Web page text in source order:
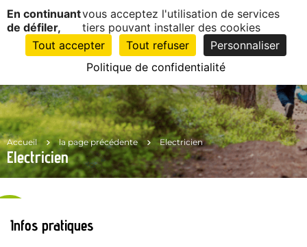
Accueil la page précédente Electricien
Electricien
1EN
CLIC
Infos pratiques
Panneau de gestion des cookies
En continuant
de défiler,
vous acceptez l'utilisation de services
tiers pouvant installer des cookies
Tout accepter
Tout refuser
Personnaliser
Politique de confidentialité